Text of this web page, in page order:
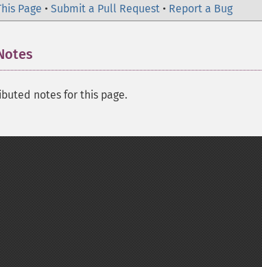
Page • Submit a Pull Request • Report a Bug
notes for this page.